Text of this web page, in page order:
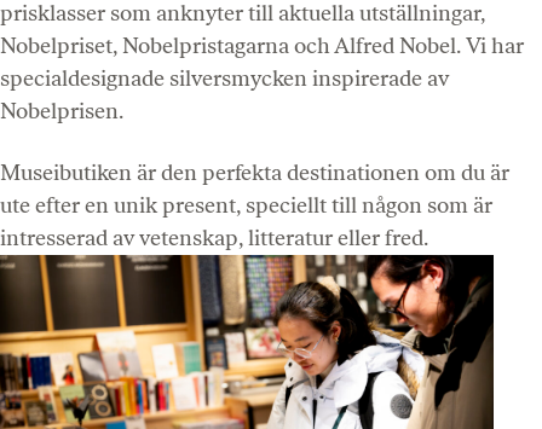
prisklasser som anknyter till aktuella utställningar,
Nobelpriset, Nobelpristagarna och Alfred Nobel. Vi har
specialdesignade silversmycken inspirerade av
Nobelprisen.
Museibutiken är den perfekta destinationen om du är
ute efter en unik present, speciellt till någon som är
intresserad av vetenskap, litteratur eller fred.